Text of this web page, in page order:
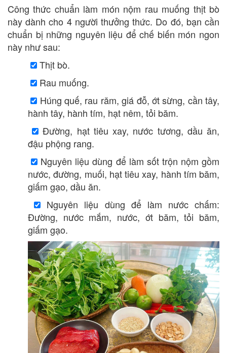
Công thức chuẩn làm món nộm rau muống thịt bò
này dành cho 4 người thưởng thức. Do đó, bạn cần
chuẩn bị những nguyên liệu để chế biến món ngon
này như sau:
Thịt bò.
Rau muống.
Húng quế, rau răm, giá đỗ, ớt sừng, cần tây,
hành tây, hành tím, hạt nêm, tỏi băm.
Đường, hạt tiêu xay, nước tương, dầu ăn,
đậu phộng rang.
Nguyên liệu dùng để làm sốt trộn nộm gồm
nước, đường, muối, hạt tiêu xay, hành tím băm,
giấm gạo, dầu ăn.
Nguyên liệu dùng để làm nước chấm:
Đường, nước mắm, nước, ớt băm, tỏi băm,
giấm gạo.